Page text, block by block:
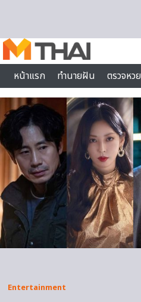
หน้าแรก
ทำนายฝัน ตรวจหวย
ไลฟ์สไตล์
Entertainment